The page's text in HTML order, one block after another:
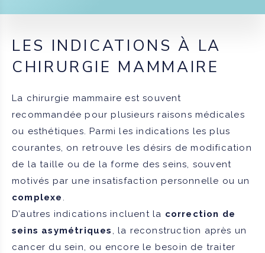
LES INDICATIONS À LA
CHIRURGIE MAMMAIRE
La chirurgie mammaire est souvent
recommandée pour plusieurs raisons médicales
ou esthétiques. Parmi les indications les plus
courantes, on retrouve les désirs de modification
de la taille ou de la forme des seins, souvent
motivés par une insatisfaction personnelle ou un
complexe .
D’autres indications incluent la correction de
seins asymétriques , la reconstruction après un
cancer du sein, ou encore le besoin de traiter